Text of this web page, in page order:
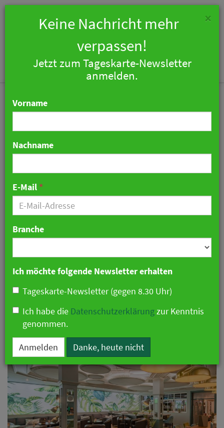
Neuer Glanz für das
Parkhotel Diani in Leipzig
25. November 2020 09:34 Uhr| Hotellerie
Hotels Diani für Stimmung / Quelle: Heilight Hotel Concepts
Blickfänge. / Quelle: Heilight Hotel Concepts
Vorheriges
×
Keine Nachricht mehr
verpassen!
Jetzt zum Tageskarte-Newsletter
anmelden.
Vorname
Nachname
E-Mail *
Branche
Ich möchte folgende Newsletter erhalten
Tageskarte-Newsletter (gegen 8.30 Uhr)
Ich habe die Datenschutzerklärungzur Kenntnis
genommen.
Anmelden Danke, heute nicht